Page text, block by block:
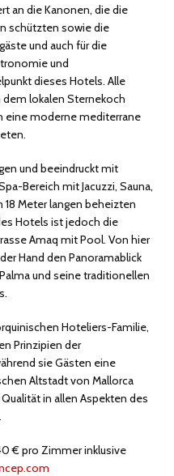
an die Kanonen, die die
schützten sowie die
und auch für die
und
dieses Hotels. Alle
lokalen Sternekoch
eine moderne mediterrane
und beeindruckt mit
Bereich mit Jacuzzi, Sauna,
Meter langen beheizten
Hotels ist jedoch die
Amaq mit Pool. Von hier
Hand den Panoramablick
und seine traditionellen
Hoteliers-Familie,
Prinzipien der
sie Gästen eine
Altstadt von Mallorca
in allen Aspekten des
€ pro Zimmer inklusive